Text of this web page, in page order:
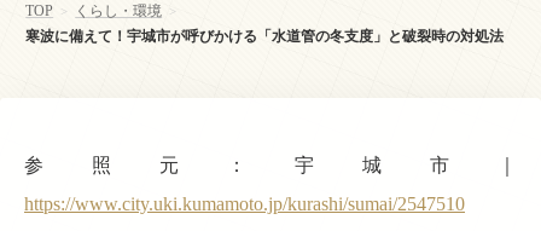
TOP > くらし・環境 >
寒波に備えて！宇城市が呼びかける「水道管の冬支度」と破裂時の対処法
参照元：宇城市｜
https://www.city.uki.kumamoto.jp/kurashi/sumai/2547510